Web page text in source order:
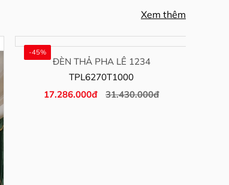
Xem thêm
-45%
ĐÈN THẢ PHA LÊ 1234
TPL6270T1000
17.286.000đ
31.430.000đ